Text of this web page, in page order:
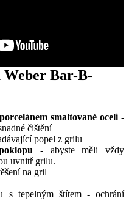
Bar-B-
smaltované oceli-
čištění
popel z grilu
- abyste měli vždy
uvnitř grilu.
na gril
s tepelným štítem - ochrání